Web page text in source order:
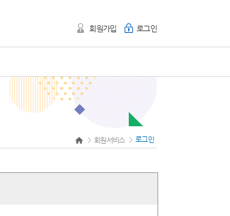
회원가입 로그인
회원서비스 로그인